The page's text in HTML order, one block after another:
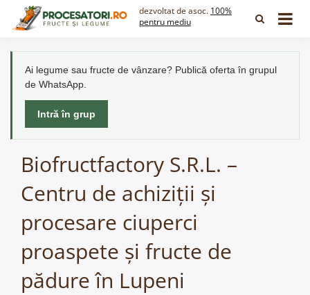
dezvoltat de asoc. 100%
pentru mediu
Ai legume sau fructe de vânzare? Publică oferta în grupul
de WhatsApp.
Intră în grup
Biofructfactory S.R.L. –
Centru de achiziții și
procesare ciuperci
proaspete și fructe de
pădure în Lupeni